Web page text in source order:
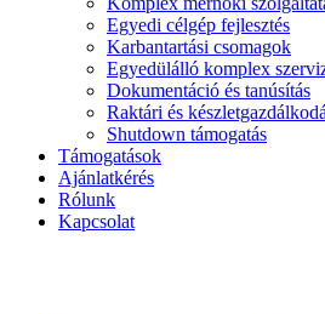
Egyedi célgép fejlesztés
Karbantartási csomagok
Egyedülálló komplex
Dokumentáció és tanúsítás
Raktári és
Shutdown támogatás
Támogatások
Ajánlatkérés
Rólunk
Kapcsolat